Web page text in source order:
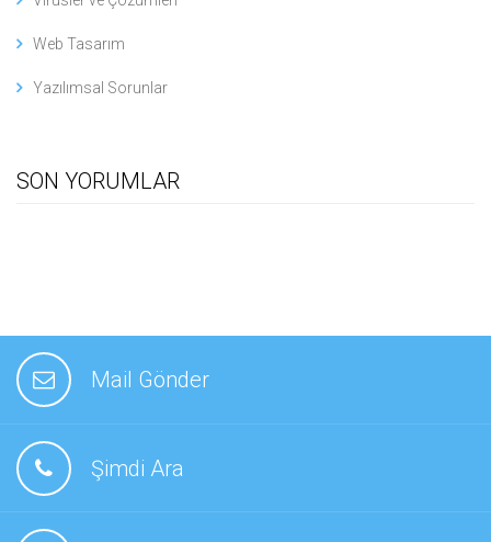
Web Tasarım
Yazılımsal Sorunlar
SON YORUMLAR
Mail Gönder
Şimdi Ara